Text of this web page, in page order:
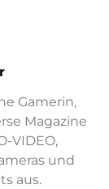
Gamerin,
Magazine
VIDEO,
und
aus.